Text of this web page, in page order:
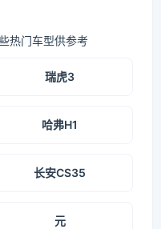
热门车型供参考
瑞虎3
哈弗H1
长安CS35
元